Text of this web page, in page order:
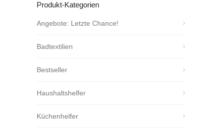
Produkt-Kategorien
Angebote: Letzte Chance!
Badtextilien
Bestseller
Haushaltshelfer
Küchenhelfer